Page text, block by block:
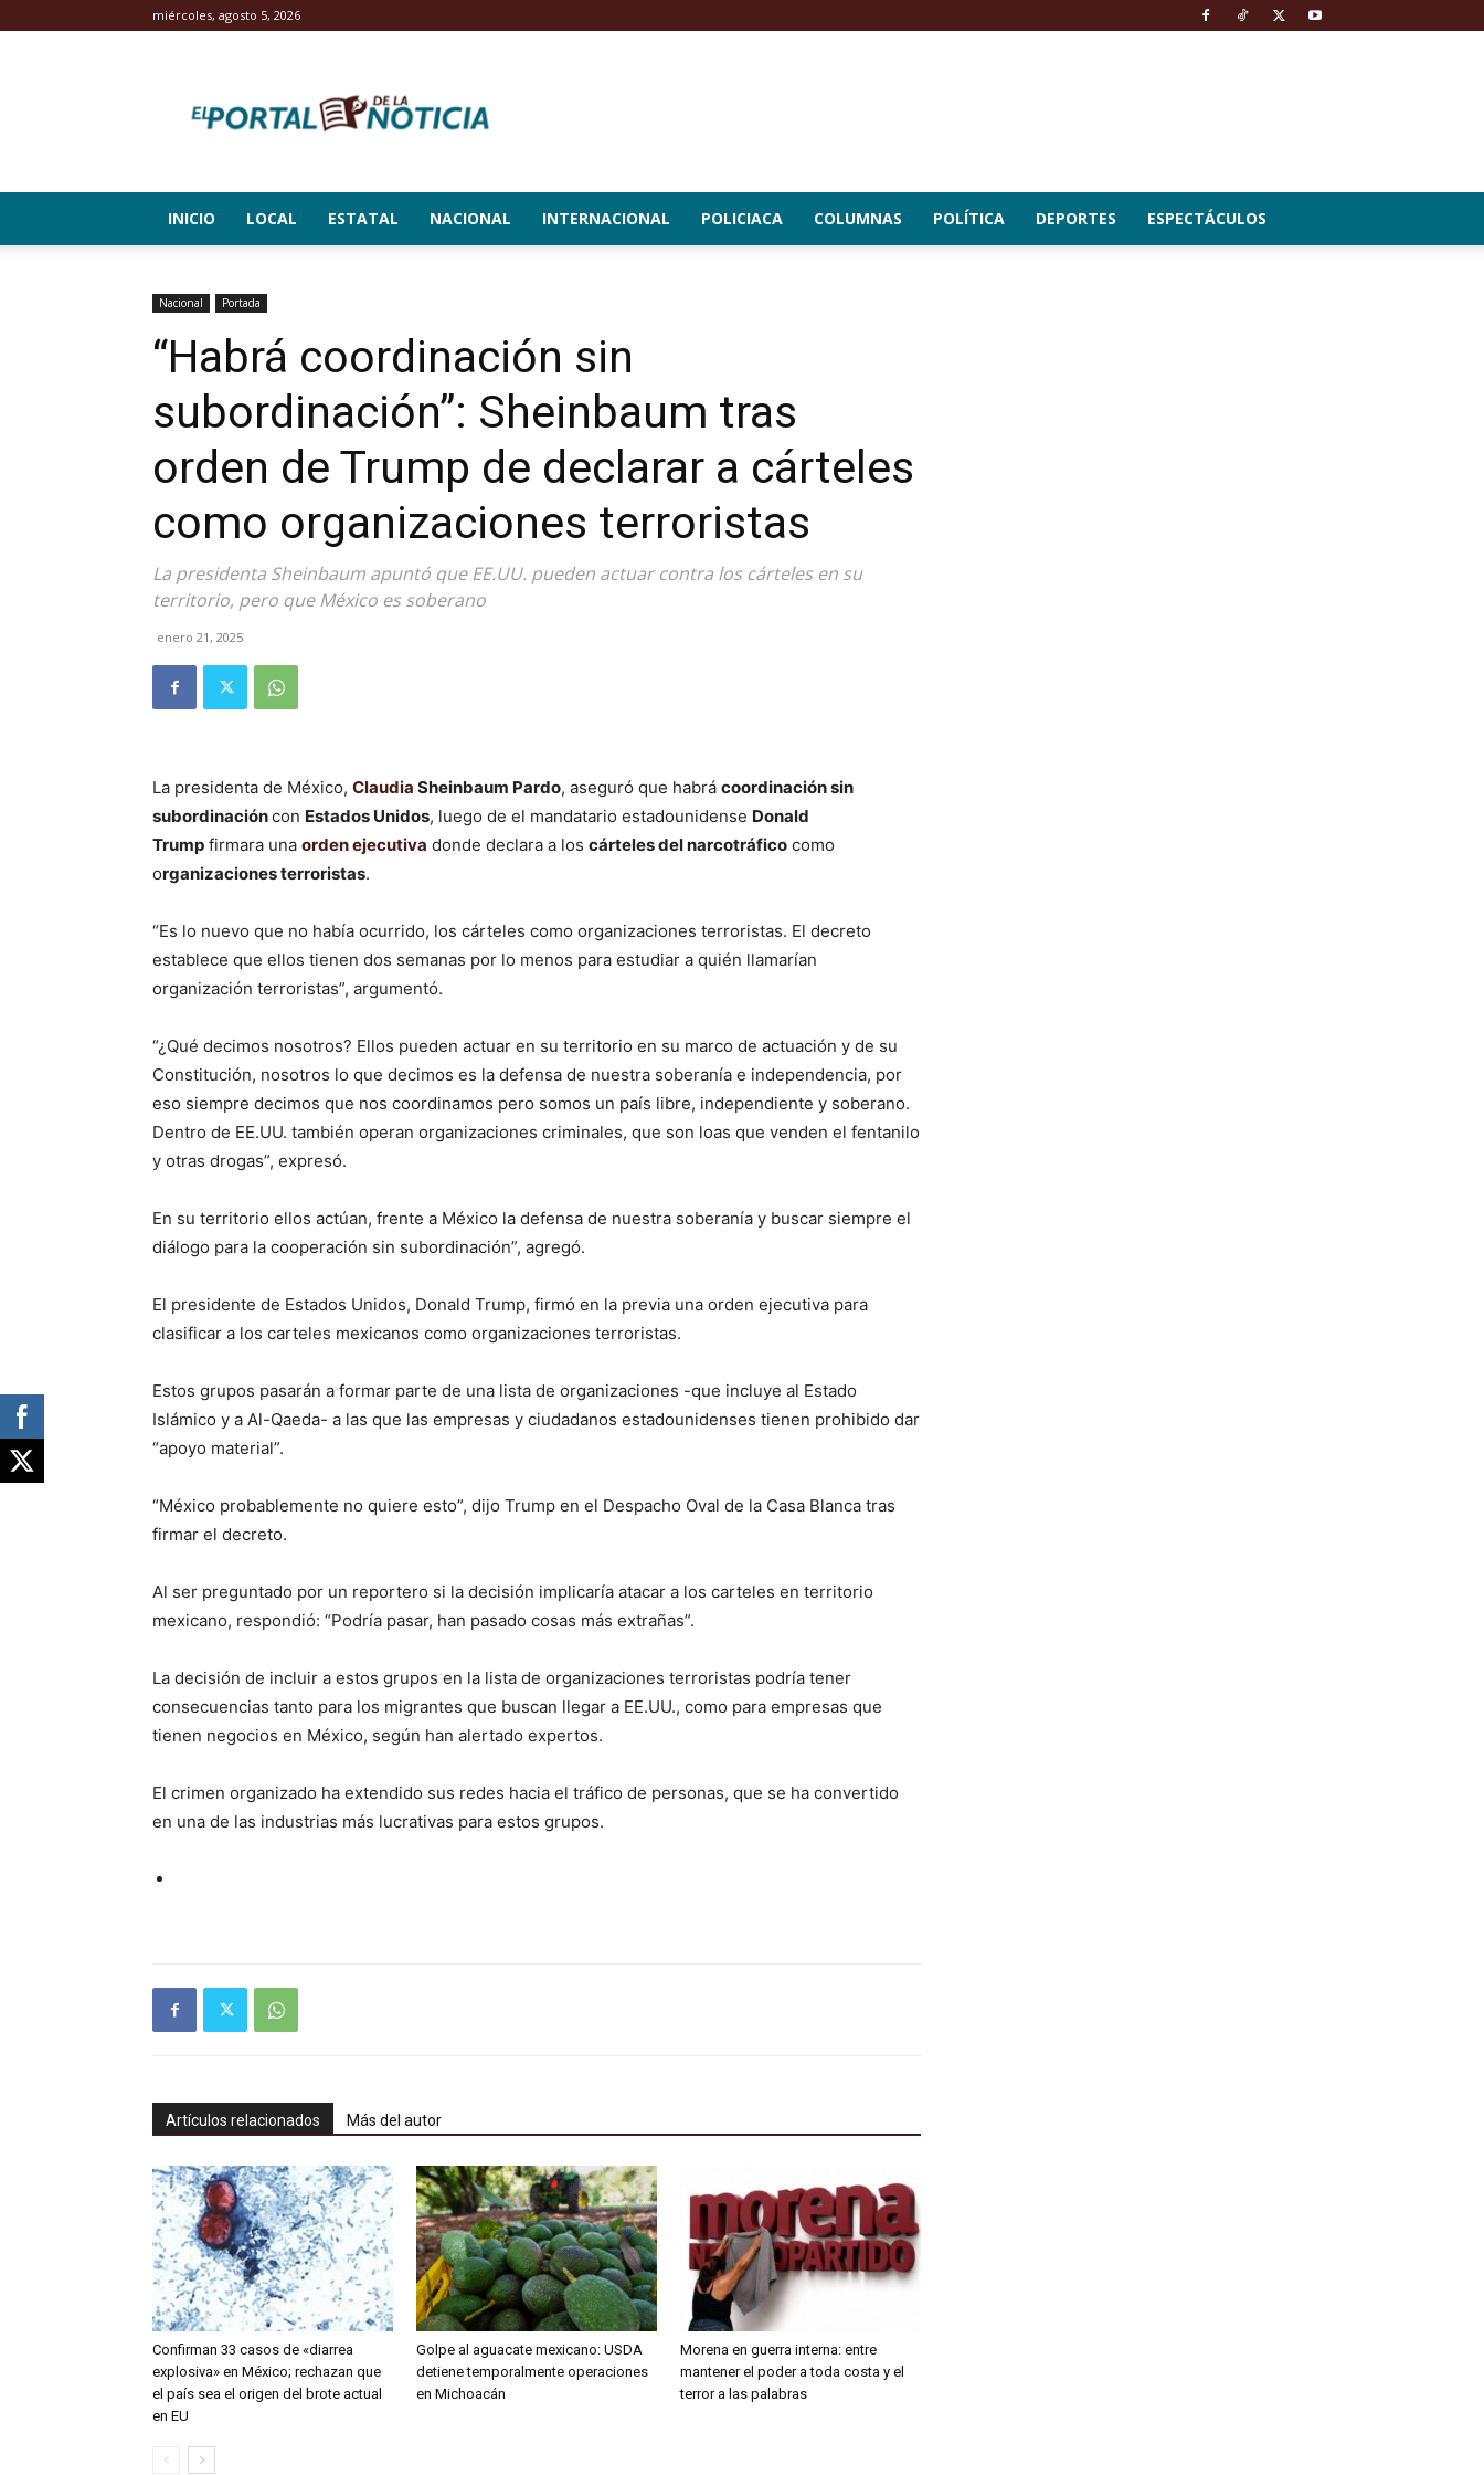
miércoles, agosto 5, 2026
Portal
de
INICIO LOCAL ESTATAL NACIONAL INTERNACIONAL POLICIACA COLUMNAS POLÍTICA DEPORTES ESPECTÁCULOS
Nacional Portada
“Habrá coordinación sin
subordinación”: Sheinbaum tras
orden de Trump de declarar a cárteles
como organizaciones terroristas
La presidenta Sheinbaum apuntó que EE.UU. pueden actuar contra los cárteles en su
territorio, pero que México es soberano
enero 21, 2025
La presidenta de México, Claudia Sheinbaum Pardo, aseguró que habrá coordinación sin
subordinacióncon Estados Unidos, luego de el mandatario estadounidense Donald
Trump firmara una orden ejecutiva donde declara a los cárteles del narcotráfico como
organizaciones terroristas.
“Es lo nuevo que no había ocurrido, los cárteles como organizaciones terroristas. El decreto
establece que ellos tienen dos semanas por lo menos para estudiar a quién llamarían
organización terroristas”, argumentó.
“¿Qué decimos nosotros? Ellos pueden actuar en su territorio en su marco de actuación y de su
Constitución, nosotros lo que decimos es la defensa de nuestra soberanía e independencia, por
eso siempre decimos que nos coordinamos pero somos un país libre, independiente y soberano.
Dentro de EE.UU. también operan organizaciones criminales, que son loas que venden el fentanilo
y otras drogas”, expresó.
En su territorio ellos actúan, frente a México la defensa de nuestra soberanía y buscar siempre el
diálogo para la cooperación sin subordinación”, agregó.
El presidente de Estados Unidos, Donald Trump, firmó en la previa una orden ejecutiva para
clasificar a los carteles mexicanos como organizaciones terroristas.
Estos grupos pasarán a formar parte de una lista de organizaciones -que incluye al Estado
Islámico y a Al-Qaeda- a las que las empresas y ciudadanos estadounidenses tienen prohibido dar
“apoyo material”.
“México probablemente no quiere esto”, dijo Trump en el Despacho Oval de la Casa Blanca tras
firmar el decreto.
Al ser preguntado por un reportero si la decisión implicaría atacar a los carteles en territorio
mexicano, respondió: “Podría pasar, han pasado cosas más extrañas”.
La decisión de incluir a estos grupos en la lista de organizaciones terroristas podría tener
consecuencias tanto para los migrantes que buscan llegar a EE.UU., como para empresas que
tienen negocios en México, según han alertado expertos.
El crimen organizado ha extendido sus redes hacia el tráfico de personas, que se ha convertido
en una de las industrias más lucrativas para estos grupos.
Artículos relacionados Más del autor
Confirman 33 casos de «diarrea
explosiva» en México; rechazan que
el país sea el origen del brote actual
en EU
Golpe al aguacate mexicano: USDA
detiene temporalmente operaciones
en Michoacán
Morena en guerra interna: entre
mantener el poder a toda costa y el
terror a las palabras